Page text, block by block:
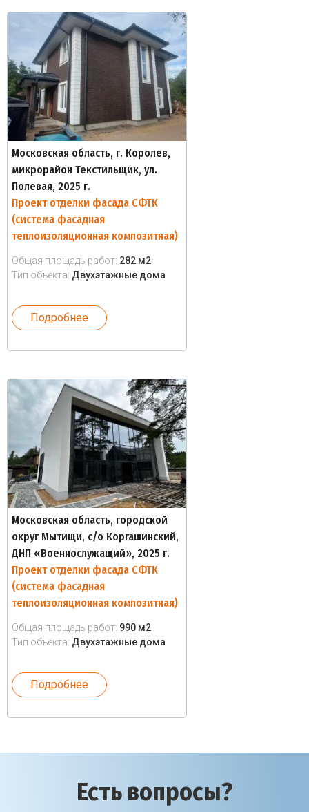
Московская область, г. Королев,
микрорайон Текстильщик, ул.
Полевая, 2025 г.
Проект отделки фасада СФТК
(система фасадная
теплоизоляционная композитная)
Общая площадь работ: 282 м2
Тип объекта: Двухэтажные дома
Подробнее
Московская область, городской
округ Мытищи, с/о Коргашинский,
ДНП «Военнослужащий», 2025 г.
Проект отделки фасада СФТК
(система фасадная
теплоизоляционная композитная)
Общая площадь работ: 990 м2
Тип объекта: Двухэтажные дома
Подробнее
Есть вопросы?